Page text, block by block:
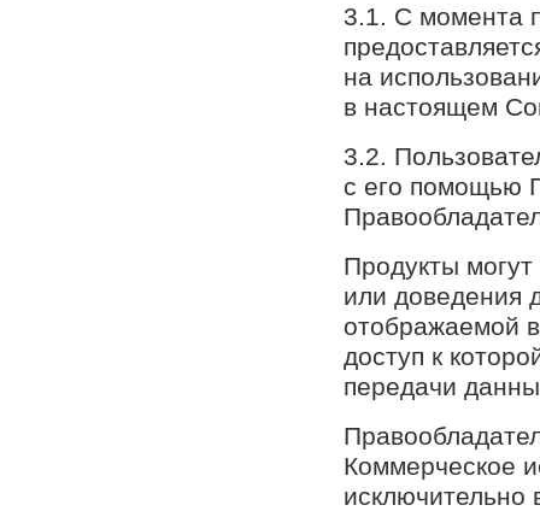
3.1. С момента
на
в настоящем
3.2.
с его помощью
Продукты
или доведения
отображаемой
доступ к
передачи
Коммерческое
исключительно